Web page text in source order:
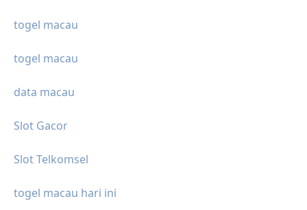
togel macau
togel macau
data macau
Slot Gacor
Slot Telkomsel
togel macau hari ini